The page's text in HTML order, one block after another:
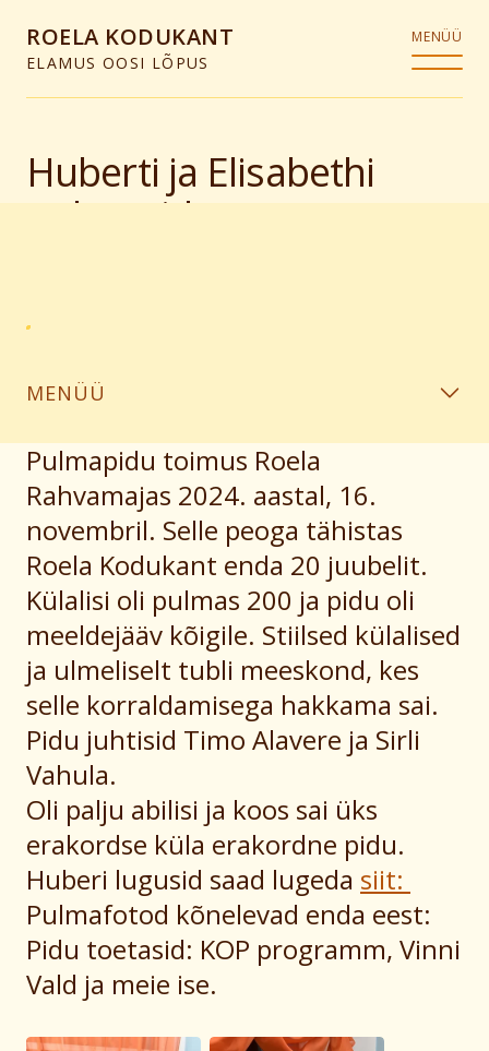
ROELA KODUKANT
ELAMUS OOSI LÕPUS
MENÜÜ
Huberti ja Elisabethi
pulmapidu
Pulmapidu toimus Roela
Rahvamajas 2024. aastal, 16.
novembril. Selle peoga tähistas
Roela Kodukant enda 20 juubelit.
Külalisi oli pulmas 200 ja pidu oli
meeldejääv kõigile. Stiilsed külalised
ja ulmeliselt tubli meeskond, kes
selle korraldamisega hakkama sai.
Pidu juhtisid Timo Alavere ja Sirli
Vahula.
Oli palju abilisi ja koos sai üks
erakordse küla erakordne pidu.
Huberi lugusid saad lugeda siit:
Pulmafotod kõnelevad enda eest:
Pidu toetasid: KOP programm, Vinni
Vald ja meie ise.
MENÜÜ